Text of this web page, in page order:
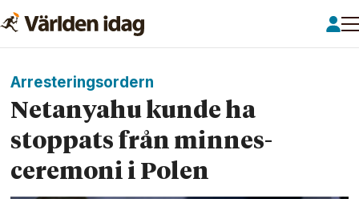
Arresteringsordern
Netanyahu kunde ha
stoppats från minnes­
ceremoni i Polen